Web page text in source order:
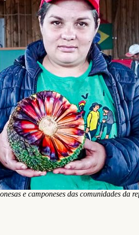
e camponeses das comunidades